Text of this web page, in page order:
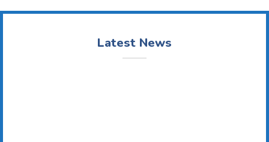
Latest News